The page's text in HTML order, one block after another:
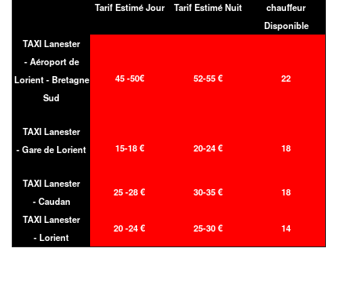
Tarif Estimé Jour Tarif Estimé Nuit
chauffeur
Disponible
TAXI Lanester
- Aéroport de
Lorient - Bretagne
Sud
45 -50€ 52-55 € 22
TAXI Lanester
- Gare de Lorient
15-18 € 20-24 € 18
TAXI Lanester
- Caudan
25 -28 € 30-35 € 18
TAXI Lanester
- Lorient
20 -24 € 25-30 € 14